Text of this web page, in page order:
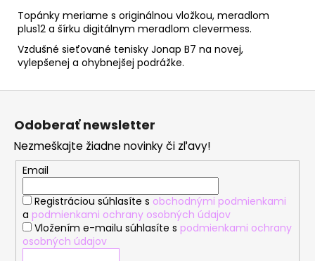
Topánky meriame s originálnou vložkou, meradlom
plus12 a šírku digitálnym meradlom clevermess.
Vzdušné sieťované tenisky Jonap B7 na novej,
vylepšenej a ohybnejšej podrážke.
Z
Odoberať newsletter
Nezmeškajte žiadne novinky či zľavy!
Email
Registráciou súhlasíte s obchodnými podmienkami
a podmienkami ochrany osobných údajov
Vložením e-mailu súhlasíte s podmienkami ochrany
osobných údajov